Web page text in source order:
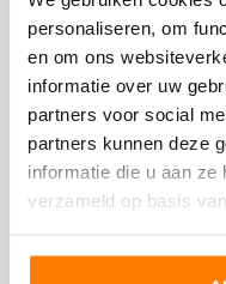
personaliseren, om
en om ons
informatie over uw
partners voor social
partners kunnen deze
informatie die u aan
verzameld op basis